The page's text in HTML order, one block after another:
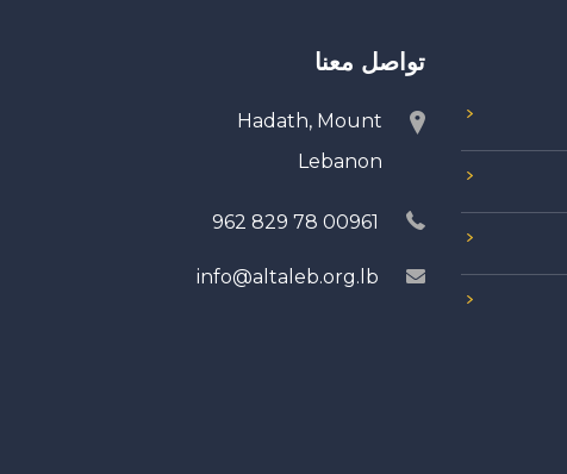
تواصل معنا
Hadath, Mount
Lebanon
00961 78 829 962
info@altaleb.org.lb